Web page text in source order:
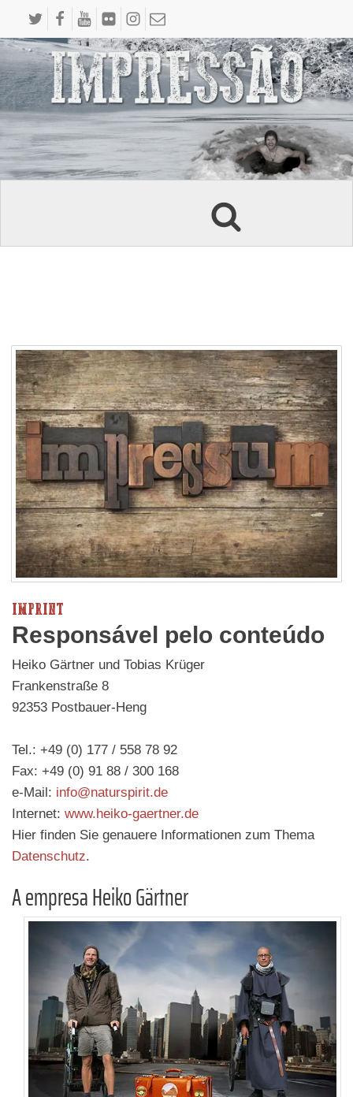
IMPRINT
Responsável pelo conteúdo
Heiko Gärtner und Tobias Krüger
Frankenstraße 8
92353 Postbauer-Heng
Tel.: +49 (0) 177 / 558 78 92
Fax: +49 (0) 91 88 / 300 168
e-Mail: info@naturspirit.de
Internet: www.heiko-gaertner.de
Hier finden Sie genauere Informationen zum Thema
Datenschutz.
A empresa Heiko Gärtner